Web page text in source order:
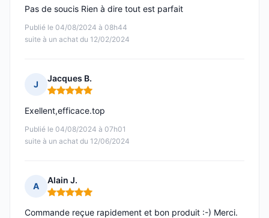
Publié le 04/08/2024 à 08h44
suite à un achat du 12/02/2024
Pas de soucis Rien à dire tout est parfait
J
Jacques B.
Note : 5 sur 5
Publié le 04/08/2024 à 07h01
suite à un achat du 12/06/2024
Exellent,efficace.top
A
Alain J.
Note : 5 sur 5
Commande reçue rapidement et bon produit :-) Merci.